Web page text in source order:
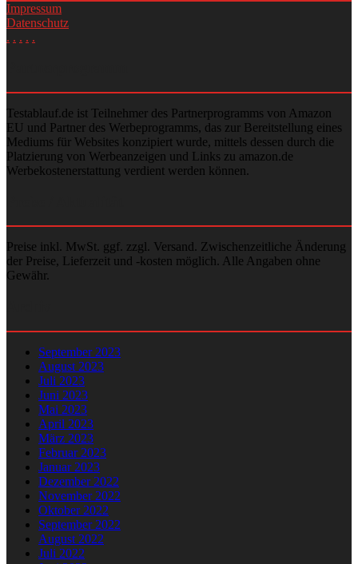
Impressum
Datenschutz
. . . . .
Testablauf.de ist Teilnehmer des Partnerprogramms von Amazon
EU und Partner des Werbeprogramms, das zur Bereitstellung eines
Mediums für Websites konzipiert wurde, mittels dessen durch die
Platzierung von Werbeanzeigen und Links zu amazon.de
Werbekostenerstattung verdient werden können.
Preise inkl. MwSt. ggf. zzgl. Versand. Zwischenzeitliche Änderung
der Preise, Lieferzeit und -kosten möglich. Alle Angaben ohne
Gewähr.
September 2023
August 2023
Juli 2023
Juni 2023
Mai 2023
April 2023
März 2023
Februar 2023
Januar 2023
Dezember 2022
November 2022
Oktober 2022
September 2022
August 2022
Juli 2022